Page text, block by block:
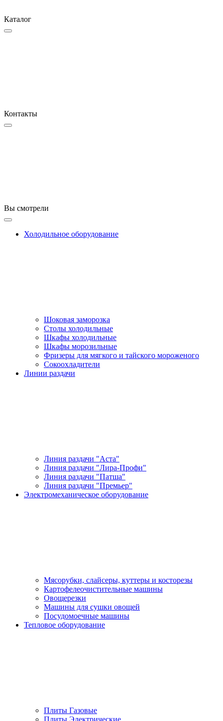
Каталог
Контакты
Вы смотрели
Холодильное оборудование
Шоковая заморозка
Столы холодильные
Шкафы холодильные
Шкафы морозильные
Фризеры для мягкого и тайского мороженого
Сокоохладители
Линии раздачи
Линия раздачи "Аста"
Линия раздачи "Лира-Профи"
Линия раздачи "Патша"
Линия раздачи "Премьер"
Электромеханическое оборудование
Мясорубки, слайсеры, куттеры и косторезы
Картофелеочистительные машины
Овощерезки
Машины для сушки овощей
Посудомоечные машины
Тепловое оборудование
Плиты Газовые
Плиты Электрические